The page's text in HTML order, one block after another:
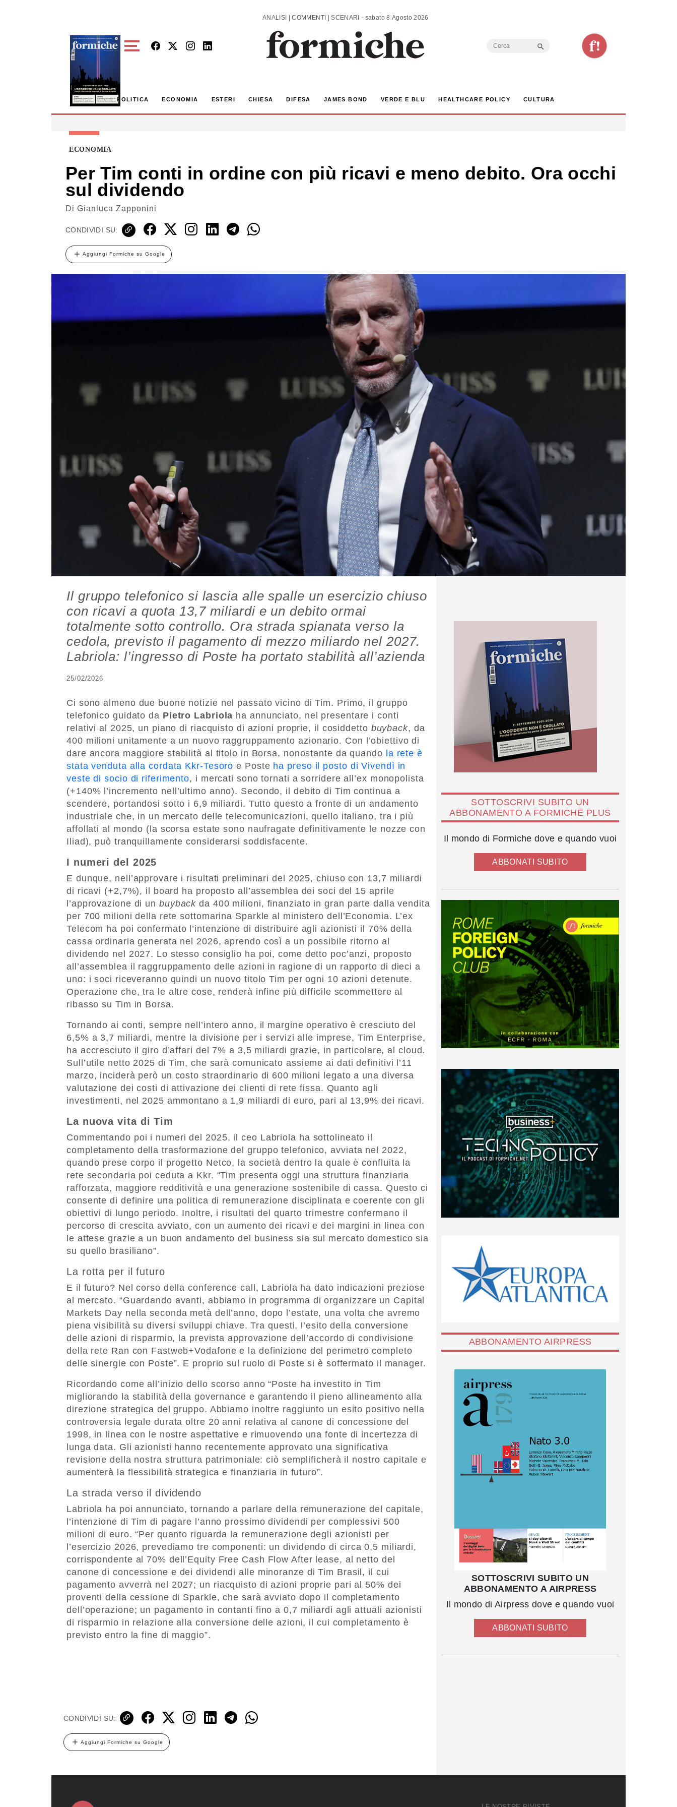
ANALISI | COMMENTI | SCENARI - sabato 8 Agosto 2026
Search
POLITICA ECONOMIA ESTERI CHIESA DIFESA JAMES BOND VERDE E BLU HEALTHCARE POLICY CULTURA
ECONOMIA
Per Tim conti in ordine con più ricavi e meno debito. Ora occhi
sul dividendo
Di Gianluca Zapponini
CONDIVIDI SU:
Aggiungi Formiche su Google
Il gruppo telefonico si lascia alle spalle un esercizio chiuso
con ricavi a quota 13,7 miliardi e un debito ormai
totalmente sotto controllo. Ora strada spianata verso la
cedola, previsto il pagamento di mezzo miliardo nel 2027.
Labriola: l’ingresso di Poste ha portato stabilità all’azienda
25/02/2026
Ci sono almeno due buone notizie nel passato vicino di Tim. Primo, il gruppo
telefonico guidato da Pietro Labriola ha annunciato, nel presentare i conti
relativi al 2025, un piano di riacquisto di azioni proprie, il cosiddetto buyback, da
400 milioni unitamente a un nuovo raggruppamento azionario. Con l’obiettivo di
dare ancora maggiore stabilità al titolo in Borsa, nonostante da quando la rete è
stata venduta alla cordata Kkr-Tesoro e Poste ha preso il posto di Vivendì in
veste di socio di riferimento, i mercati sono tornati a sorridere all’ex monopolista
(+140% l’incremento nell’ultimo anno). Secondo, il debito di Tim continua a
scendere, portandosi sotto i 6,9 miliardi. Tutto questo a fronte di un andamento
industriale che, in un mercato delle telecomunicazioni, quello italiano, tra i più
affollati al mondo (la scorsa estate sono naufragate definitivamente le nozze con
Iliad), può tranquillamente considerarsi soddisfacente.
I numeri del 2025
E dunque, nell’approvare i risultati preliminari del 2025, chiuso con 13,7 miliardi
di ricavi (+2,7%), il board ha proposto all’assemblea dei soci del 15 aprile
l’approvazione di un buyback da 400 milioni, finanziato in gran parte dalla vendita
per 700 milioni della rete sottomarina Sparkle al ministero dell’Economia. L’ex
Telecom ha poi confermato l’intenzione di distribuire agli azionisti il 70% della
cassa ordinaria generata nel 2026, aprendo così a un possibile ritorno al
dividendo nel 2027. Lo stesso consiglio ha poi, come detto poc’anzi, proposto
all’assemblea il raggruppamento delle azioni in ragione di un rapporto di dieci a
uno: i soci riceveranno quindi un nuovo titolo Tim per ogni 10 azioni detenute.
Operazione che, tra le altre cose, renderà infine più difficile scommettere al
ribasso su Tim in Borsa.
Tornando ai conti, sempre nell’intero anno, il margine operativo è cresciuto del
6,5% a 3,7 miliardi, mentre la divisione per i servizi alle imprese, Tim Enterprise,
ha accresciuto il giro d’affari del 7% a 3,5 miliardi grazie, in particolare, al cloud.
Sull’utile netto 2025 di Tim, che sarà comunicato assieme ai dati definitivi l’11
marzo, inciderà però un costo straordinario di 600 milioni legato a una diversa
valutazione dei costi di attivazione dei clienti di rete fissa. Quanto agli
investimenti, nel 2025 ammontano a 1,9 miliardi di euro, pari al 13,9% dei ricavi.
La nuova vita di Tim
Commentando poi i numeri del 2025, il ceo Labriola ha sottolineato il
completamento della trasformazione del gruppo telefonico, avviata nel 2022,
quando prese corpo il progetto Netco, la società dentro la quale è confluita la
rete secondaria poi ceduta a Kkr. “Tim presenta oggi una struttura finanziaria
rafforzata, maggiore redditività e una generazione sostenibile di cassa. Questo ci
consente di definire una politica di remunerazione disciplinata e coerente con gli
obiettivi di lungo periodo. Inoltre, i risultati del quarto trimestre confermano il
percorso di crescita avviato, con un aumento dei ricavi e dei margini in linea con
le attese grazie a un buon andamento del business sia sul mercato domestico sia
su quello brasiliano”.
La rotta per il futuro
E il futuro? Nel corso della conference call, Labriola ha dato indicazioni preziose
al mercato. “Guardando avanti, abbiamo in programma di organizzare un Capital
Markets Day nella seconda metà dell’anno, dopo l’estate, una volta che avremo
piena visibilità su diversi sviluppi chiave. Tra questi, l’esito della conversione
delle azioni di risparmio, la prevista approvazione dell’accordo di condivisione
della rete Ran con Fastweb+Vodafone e la definizione del perimetro completo
delle sinergie con Poste”. E proprio sul ruolo di Poste si è soffermato il manager.
Ricordando come all’inizio dello scorso anno “Poste ha investito in Tim
migliorando la stabilità della governance e garantendo il pieno allineamento alla
direzione strategica del gruppo. Abbiamo inoltre raggiunto un esito positivo nella
controversia legale durata oltre 20 anni relativa al canone di concessione del
1998, in linea con le nostre aspettative e rimuovendo una fonte di incertezza di
lunga data. Gli azionisti hanno recentemente approvato una significativa
revisione della nostra struttura patrimoniale: ciò semplificherà il nostro capitale e
aumenterà la flessibilità strategica e finanziaria in futuro”.
La strada verso il dividendo
Labriola ha poi annunciato, tornando a parlare della remunerazione del capitale,
l’intenzione di Tim di pagare l’anno prossimo dividendi per complessivi 500
milioni di euro. “Per quanto riguarda la remunerazione degli azionisti per
l’esercizio 2026, prevediamo tre componenti: un dividendo di circa 0,5 miliardi,
corrispondente al 70% dell’Equity Free Cash Flow After lease, al netto del
canone di concessione e dei dividendi alle minoranze di Tim Brasil, il cui
pagamento avverrà nel 2027; un riacquisto di azioni proprie pari al 50% dei
proventi della cessione di Sparkle, che sarà avviato dopo il completamento
dell’operazione; un pagamento in contanti fino a 0,7 miliardi agli attuali azionisti
di risparmio in relazione alla conversione delle azioni, il cui completamento è
previsto entro la fine di maggio”.
CONDIVIDI SU:
Aggiungi Formiche su Google
SOTTOSCRIVI SUBITO UN
ABBONAMENTO A FORMICHE PLUS
Il mondo di Formiche dove e quando vuoi
ABBONATI SUBITO
ABBONAMENTO AIRPRESS
SOTTOSCRIVI SUBITO UN
ABBONAMENTO A AIRPRESS
Il mondo di Airpress dove e quando vuoi
ABBONATI SUBITO